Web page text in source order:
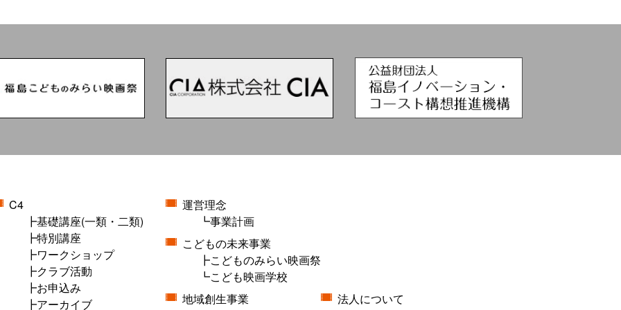
C4
基礎講座(一類・二類)
特別講座
ワークショップ
クラブ活動
お申込み
アーカイブ
運営理念
事業計画
こどもの未来事業
こどものみらい映画祭
こども映画学校
地域創生事業
法人について